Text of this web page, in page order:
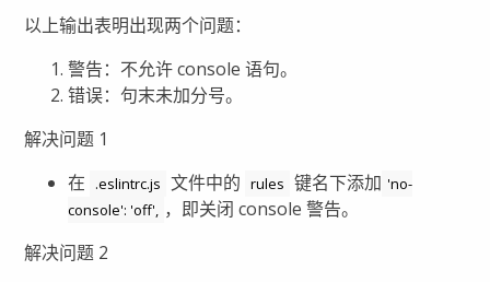
以上输出表明出现两个问题：
警告：不允许 console 语句。
错误：句末未加分号。
解决问题 1
在
.eslintrc.js 文件中的 rules 键名下添加 'no-
console': 'off', ，即关闭 console 警告。
解决问题 2